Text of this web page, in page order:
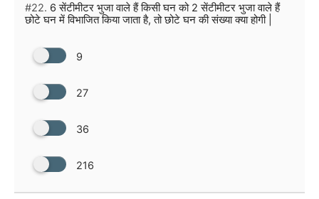
#22. 6 सेंटीमीटर भुजा वाले हैं किसी घन को 2 सेंटीमीटर भुजा वाले हैं
छोटे घन में विभाजित किया जाता है, तो छोटे घन की संख्या क्या होगी |
9
27
36
216